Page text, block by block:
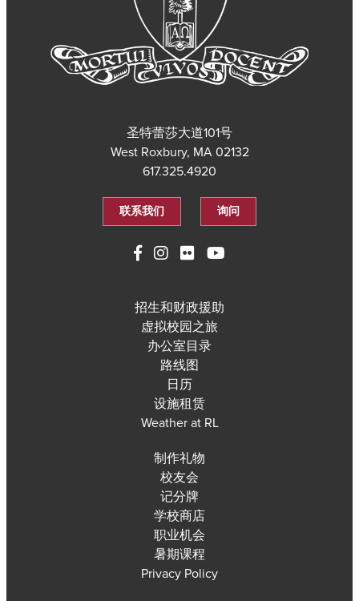
圣特蕾莎大道101号
West Roxbury, MA 02132
617.325.4920
联系我们 询问
招生和财政援助
虚拟校园之旅
办公室目录
路线图
日历
设施租赁
Weather at RL
制作礼物
校友会
记分牌
学校商店
职业机会
暑期课程
Privacy Policy